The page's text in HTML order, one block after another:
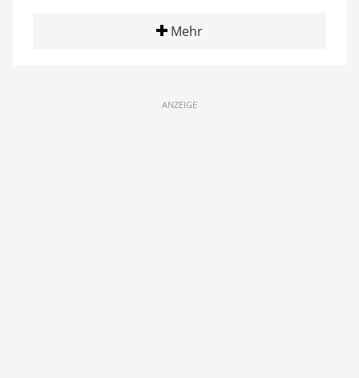
Mehr
ANZEIGE